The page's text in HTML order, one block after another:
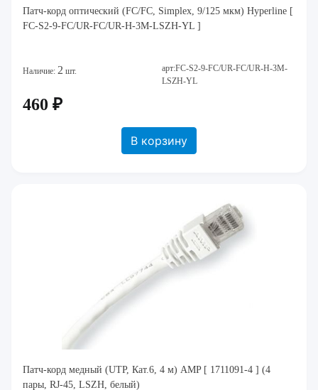
Патч-корд оптический (FC/FC, Simplex, 9/125 мкм) Hyperline [
FC-S2-9-FC/UR-FC/UR-H-3M-LSZH-YL ]
Наличие: 2 шт.
арт:FC-S2-9-FC/UR-FC/UR-H-3M-
LSZH-YL
460 ₽
В корзину
Патч-корд медный (UTP, Кат.6, 4 м) AMP [ 1711091-4 ] (4
пары, RJ-45, LSZH, белый)